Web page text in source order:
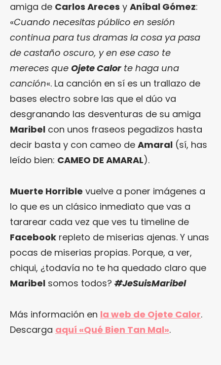
amiga de Carlos Areces y Aníbal Gómez:
«Cuando necesitas público en sesión
continua para tus dramas la cosa ya pasa
de castaño oscuro, y en ese caso te
mereces que Ojete Calor te haga una
canción«. La canción en sí es un trallazo de
bases electro sobre las que el dúo va
desgranando las desventuras de su amiga
Maribel con unos fraseos pegadizos hasta
decir basta y con cameo de Amaral (sí, has
leído bien: CAMEO DE AMARAL).
Muerte Horrible vuelve a poner imágenes a
lo que es un clásico inmediato que vas a
tararear cada vez que ves tu timeline de
Facebook repleto de miserias ajenas. Y unas
pocas de miserias propias. Porque, a ver,
chiqui, ¿todavía no te ha quedado claro que
Maribel somos todos? #JeSuisMaribel
Más información en la web de Ojete Calor.
Descarga aquí «Qué Bien Tan Mal».